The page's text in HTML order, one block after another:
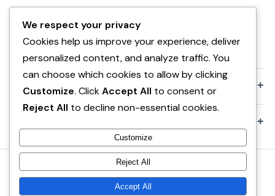
Teknologji
Uncategorized
+
+
Bërë me ♥ në Shqipëri
We respect your privacy
Cookies help us improve your experience, deliver
personalized content, and analyze traffic. You
can choose which cookies to allow by clicking
Customize. ClickAccept All to consent or
Reject All to decline non-essential cookies.
Customize
Reject All
Accept All